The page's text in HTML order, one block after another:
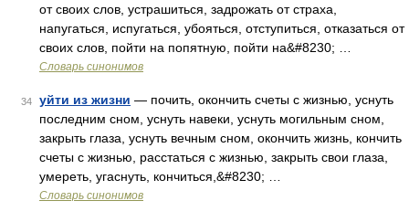
от своих слов, устрашиться, задрожать от страха,
напугаться, испугаться, убояться, отступиться, отказаться от
своих слов, пойти на попятную, пойти на&#8230; …
Словарь синонимов
34 уйти из жизни — почить, окончить счеты с жизнью, уснуть
последним сном, уснуть навеки, уснуть могильным сном,
закрыть глаза, уснуть вечным сном, окончить жизнь, кончить
счеты с жизнью, расстаться с жизнью, закрыть свои глаза,
умереть, угаснуть, кончиться,&#8230; …
Словарь синонимов